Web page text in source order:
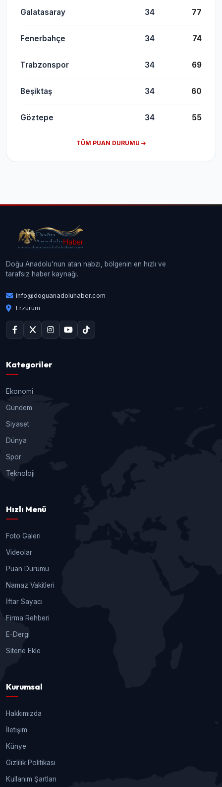
Galatasaray 34 77
Fenerbahçe 34 74
Trabzonspor 34 69
Beşiktaş 34 60
Göztepe 34 55
TÜM PUAN DURUMU
Doğu Anadolu'nun atan nabzı, bölgenin en hızlı ve
tarafsız haber kaynağı.
info@doguanadoluhaber.com
Erzurum
Kategoriler
Ekonomi
Gündem
Siyaset
Dünya
Spor
Teknoloji
Hızlı Menü
Foto Galeri
Videolar
Puan Durumu
Namaz Vakitleri
İftar Sayacı
Firma Rehberi
E-Dergi
Sitene Ekle
Kurumsal
Hakkımızda
İletişim
Künye
Gizlilik Politikası
Kullanım Şartları